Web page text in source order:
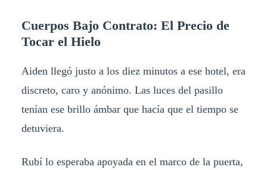
Cuerpos Bajo Contrato: El Precio de
Tocar el Hielo
Aiden llegó justo a los diez minutos a ese hotel, era
discreto, caro y anónimo. Las luces del pasillo
tenían ese brillo ámbar que hacía que el tiempo se
detuviera.
Rubí lo esperaba apoyada en el marco de la puerta,